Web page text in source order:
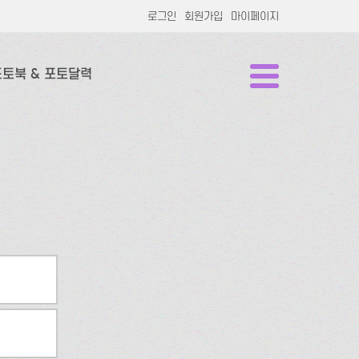
로그인 회원가입 마이페이지
북 & 포토달력